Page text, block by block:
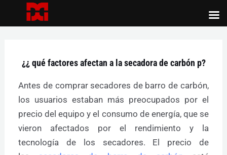
¿¿ qué factores afectan a la secadora de carbón p?
Antes de comprar secadores de barro de carbón,
los usuarios estaban más preocupados por el
precio del equipo y el consumo de energía, que se
vieron afectados por el rendimiento y la
tecnología de los secadores. El precio de